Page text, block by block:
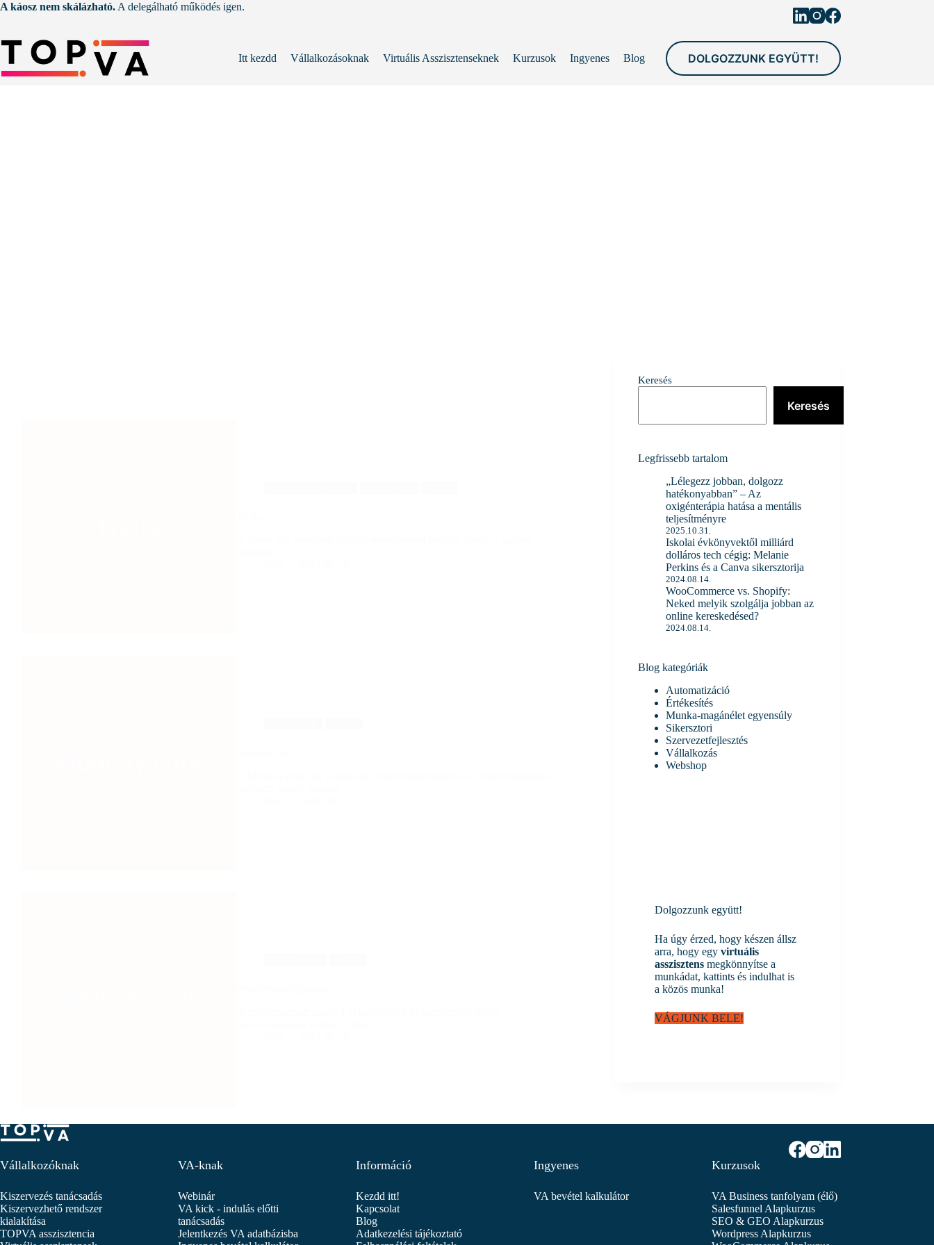
Skip
A káosz nem skálázható. A delegálható működés igen.
Itt kezdd Vállalkozásoknak Virtuális Asszisztenseknek Kurzusok Ingyenes Blog DOLGOZZUNK EGYÜTT!
Keresés
Keresés
Legfrissebb tartalom
„Lélegezz jobban, dolgozz
hatékonyabban” – Az
oxigénterápia hatása a mentális
teljesítményre
2025.10.31.
Iskolai évkönyvektől milliárd
dolláros tech cégig: Melanie
Perkins és a Canva sikersztorija
2024.08.14.
WooCommerce vs. Shopify:
Neked melyik szolgálja jobban az
online kereskedésed?
2024.08.14.
Blog kategóriák
Automatizáció
Értékesítés
Munka-magánélet egyensúly
Sikersztori
Szervezetfejlesztés
Vállalkozás
Webshop
Dolgozzunk együtt!
Ha úgy érzed, hogy készen állsz
arra, hogy egyvirtuális
asszisztensmegkönnyítse a
munkádat, kattints és indulhat is
a közös munka!
VÁGJUNK BELE!
Vállalkozóknak
Kiszervezés tanácsadás
Kiszervezhető rendszer
kialakítása
TOPVA asszisztencia
VA-knak
Webinár
VA kick - indulás előtti
tanácsadás
Jelentkezés VA adatbázisba
Információ
Kezdd itt!
Kapcsolat
Blog
Adatkezelési tájékoztató
Ingyenes
VA bevétel kalkulátor
Kurzusok
VA Business tanfolyam (élő)
Salesfunnel Alapkurzus
SEO & GEO Alapkurzus
Wordpress Alapkurzus